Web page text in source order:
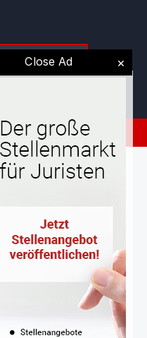
(Gesetz)
Close Ad